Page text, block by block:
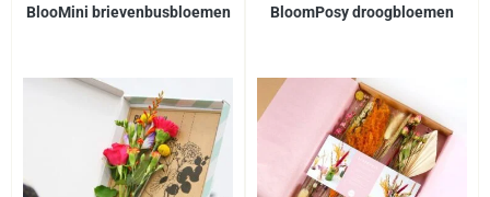
BlooMini brievenbusbloemen BloomPosy droogbloemen